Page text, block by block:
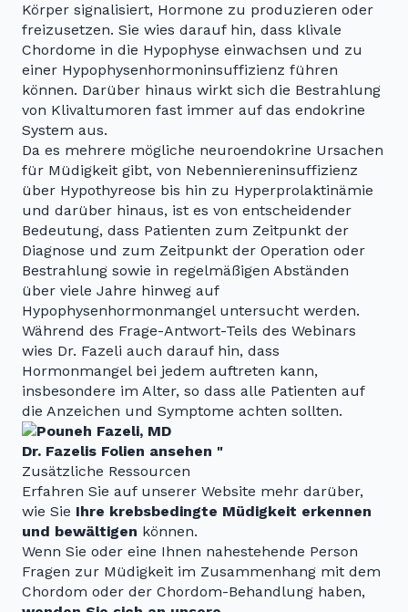
Körper signalisiert, Hormone zu produzieren oder
freizusetzen. Sie wies darauf hin, dass klivale
Chordome in die Hypophyse einwachsen und zu
einer Hypophysenhormoninsuffizienz führen
können. Darüber hinaus wirkt sich die Bestrahlung
von Klivaltumoren fast immer auf das endokrine
System aus.
Da es mehrere mögliche neuroendokrine Ursachen
für Müdigkeit gibt, von Nebenniereninsuffizienz
über Hypothyreose bis hin zu Hyperprolaktinämie
und darüber hinaus, ist es von entscheidender
Bedeutung, dass Patienten zum Zeitpunkt der
Diagnose und zum Zeitpunkt der Operation oder
Bestrahlung sowie in regelmäßigen Abständen
über viele Jahre hinweg auf
Hypophysenhormonmangel untersucht werden.
Während des Frage-Antwort-Teils des Webinars
wies Dr. Fazeli auch darauf hin, dass
Hormonmangel bei jedem auftreten kann,
insbesondere im Alter, so dass alle Patienten auf
die Anzeichen und Symptome achten sollten.
Dr. Fazelis Folien ansehen "
Zusätzliche Ressourcen
Erfahren Sie auf unserer Website mehr darüber,
wie Sie Ihre krebsbedingte Müdigkeit erkennen
und bewältigen können.
Wenn Sie oder eine Ihnen nahestehende Person
Fragen zur Müdigkeit im Zusammenhang mit dem
Chordom oder der Chordom-Behandlung haben,